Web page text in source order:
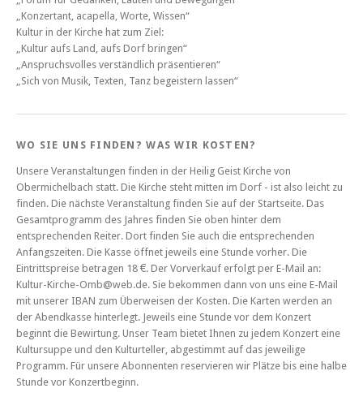
„Konzertant, acapella, Worte, Wissen“
Kultur in der Kirche hat zum Ziel:
„Kultur aufs Land, aufs Dorf bringen“
„Anspruchsvolles verständlich präsentieren“
„Sich von Musik, Texten, Tanz begeistern lassen“
WO SIE UNS FINDEN? WAS WIR KOSTEN?
Unsere Veranstaltungen finden in der Heilig Geist Kirche von
Obermichelbach statt. Die Kirche steht mitten im Dorf - ist also leicht zu
finden. Die nächste Veranstaltung finden Sie auf der Startseite. Das
Gesamtprogramm des Jahres finden Sie oben hinter dem
entsprechenden Reiter. Dort finden Sie auch die entsprechenden
Anfangszeiten. Die Kasse öffnet jeweils eine Stunde vorher. Die
Eintrittspreise betragen 18 €. Der Vorverkauf erfolgt per E-Mail an:
Kultur-Kirche-Omb@web.de. Sie bekommen dann von uns eine E-Mail
mit unserer IBAN zum Überweisen der Kosten. Die Karten werden an
der Abendkasse hinterlegt. Jeweils eine Stunde vor dem Konzert
beginnt die Bewirtung. Unser Team bietet Ihnen zu jedem Konzert eine
Kultursuppe und den Kulturteller, abgestimmt auf das jeweilige
Programm. Für unsere Abonnenten reservieren wir Plätze bis eine halbe
Stunde vor Konzertbeginn.